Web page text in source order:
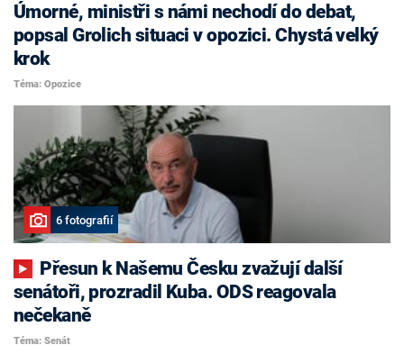
Úmorné, ministři s námi nechodí do debat,
popsal Grolich situaci v opozici. Chystá velký
krok
Téma: Opozice
6 fotografií
senátoři, prozradil Kuba. ODS reagovala
nečekaně
Téma: Senát